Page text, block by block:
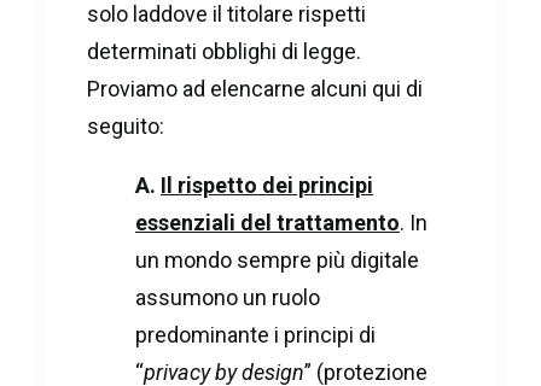
solo laddove il titolare rispetti
determinati obblighi di legge.
Proviamo ad elencarne alcuni qui di
seguito:
A. Il rispetto dei principi
essenziali del trattamento. In
un mondo sempre più digitale
assumono un ruolo
predominante i principi di
“privacy by design” (protezione